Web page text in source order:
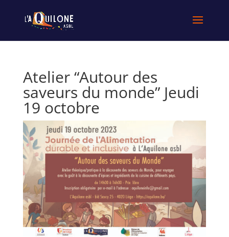
Atelier “Autour des
saveurs du monde” Jeudi
19 octobre